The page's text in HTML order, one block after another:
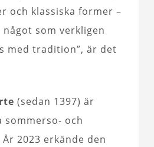
och klassiska former –
som verkligen
med tradition”, är det
(sedan 1397) är
sommerso- och
2023 erkände den